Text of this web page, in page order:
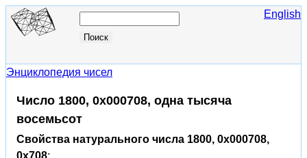
English
Энциклопедия чисел
Число 1800, 0x000708, одна тысяча
восемьсот
Свойства натурального числа 1800, 0x000708,
0x708: